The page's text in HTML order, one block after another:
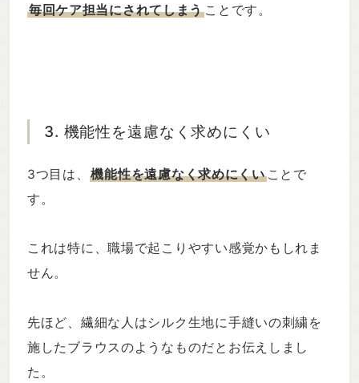
毎回ケア担当にされてしまうことです。
3. 機能性を遠慮なく求めにくい
3つ目は、 機能性を遠慮なく求めにくいことで
す。
これは特に、職場で起こりやすい感覚かもしれま
せん。
先ほど、繊細な人はシルク生地に手縫いの刺繍を
施したブラウスのようなものだとお伝えしまし
た。